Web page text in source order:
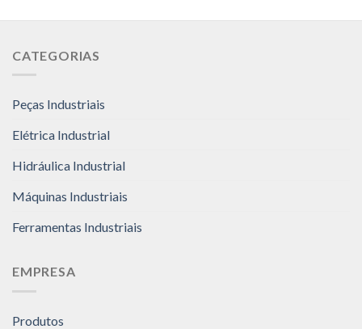
CATEGORIAS
Peças Industriais
Elétrica Industrial
Hidráulica Industrial
Máquinas Industriais
Ferramentas Industriais
EMPRESA
Produtos